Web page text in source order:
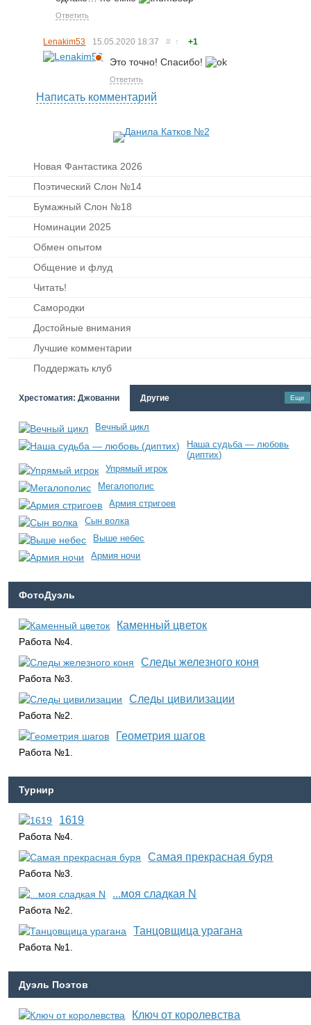
Ответить
Lenakim53 15.05.2020 18:37 # ↑ +1
Это точно! Спасибо!
Ответить
Написать комментарий
Новая Фантастика 2026
Поэтический Слон №14
Бумажный Слон №18
Номинации 2025
Обмен опытом
Общение и флуд
Читать!
Самородки
Достойные внимания
Лучшие комментарии
Поддержать клуб
Хрестоматия: Джованни Другие Еще
Вечный цикл
Наша судьба — любовь
(диптих)
Упрямый игрок
Мегалополис
Армия стригоев
Сын волка
Выше небес
Армия ночи
ФотоДуэль
Каменный цветок
Работа №4.
Следы железного коня
Работа №3.
Следы цивилизации
Работа №2.
Геометрия шагов
Работа №1.
Турнир
1619
Работа №4.
Самая прекрасная буря
Работа №3.
...моя сладкая N
Работа №2.
Танцовщица урагана
Работа №1.
Дуэль Поэтов
Ключ от королевства